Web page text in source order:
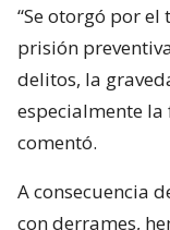
“Se otorgó por
prisión
delitos, la
especialmente la
comentó.
A consecuencia
con derrames,